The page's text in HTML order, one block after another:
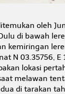
oleh
di bawah
kemiringan
N 03.35756, E
lokasi
melawan
di tarakan